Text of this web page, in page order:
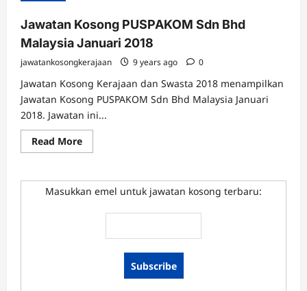
Mac
2018
Jawatan Kosong PUSPAKOM Sdn Bhd
Malaysia Januari 2018
jawatankosongkerajaan 9 years ago 0
Jawatan Kosong Kerajaan dan Swasta 2018 menampilkan
Jawatan Kosong PUSPAKOM Sdn Bhd Malaysia Januari
2018. Jawatan ini...
Read MoreRead
more
Kosong
PUSPAKOM
Sdn
Malaysia
Masukkan emel untuk jawatan kosong terbaru: